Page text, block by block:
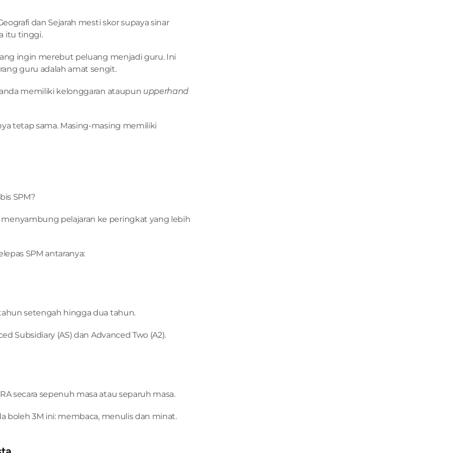
dan Sejarah mesti skor supaya sinar
itu tinggi.
ingin merebut peluang menjadi guru. Ini
guru adalah amat sengit.
memiliki kelonggaran ataupun upperhand
tetap sama. Masing-masing memiliki
SPM?
pelajaran ke peringkat yang lebih
SPM antaranya:
setengah hingga dua tahun.
Subsidiary (AS) dan Advanced Two (A2).
secara sepenuh masa atau separuh masa.
boleh 3M ini: membaca, menulis dan minat.